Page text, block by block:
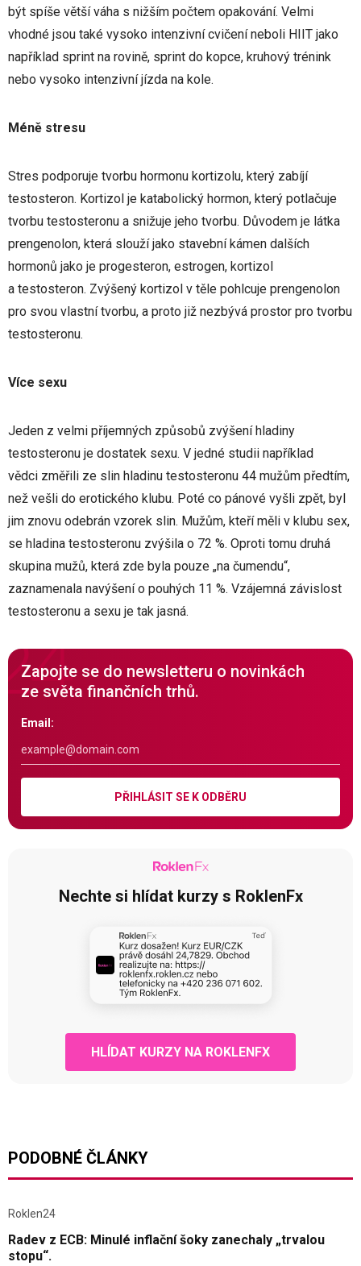
být spíše větší váha s nižším počtem opakování. Velmi
vhodné jsou také vysoko intenzivní cvičení neboli HIIT jako
například sprint na rovině, sprint do kopce, kruhový trénink
nebo vysoko intenzivní jízda na kole.
Méně stresu
Stres podporuje tvorbu hormonu kortizolu, který zabíjí
testosteron. Kortizol je katabolický hormon, který potlačuje
tvorbu testosteronu a snižuje jeho tvorbu. Důvodem je látka
prengenolon, která slouží jako stavební kámen dalších
hormonů jako je progesteron, estrogen, kortizol
a testosteron. Zvýšený kortizol v těle pohlcuje prengenolon
pro svou vlastní tvorbu, a proto již nezbývá prostor pro tvorbu
testosteronu.
Více sexu
Jeden z velmi příjemných způsobů zvýšení hladiny
testosteronu je dostatek sexu. V jedné studii například
vědci změřili ze slin hladinu testosteronu 44 mužům předtím,
než vešli do erotického klubu. Poté co pánové vyšli zpět, byl
jim znovu odebrán vzorek slin. Mužům, kteří měli v klubu sex,
se hladina testosteronu zvýšila o 72 %. Oproti tomu druhá
skupina mužů, která zde byla pouze „na čumendu“,
zaznamenala navýšení o pouhých 11 %. Vzájemná závislost
testosteronu a sexu je tak jasná.
Zapojte se do newsletteru o novinkách
ze světa finančních trhů.
Email:
PŘIHLÁSIT SE K ODBĚRU
Nechte si hlídat kurzy s RoklenFx
HLÍDAT KURZY NA ROKLENFX
PODOBNÉ ČLÁNKY
Roklen24
Radev z ECB: Minulé inflační šoky zanechaly „trvalou
stopu“.